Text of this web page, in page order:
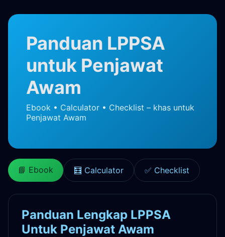
Panduan LPPSA
untuk Penjawat
Awam
Ebook • Calculator • Checklist – khas untuk
Penjawat Awam
📘 Ebook 🧮 Calculator ✅ Checklist
Panduan Lengkap LPPSA
Untuk Penjawat Awam